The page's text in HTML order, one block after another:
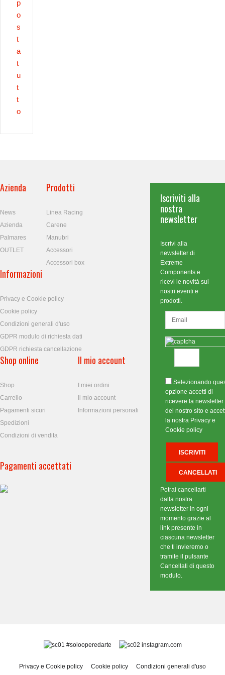
p
o
s
t
a
t
u
t
t
o
Azienda
News
Azienda
Palmares
OUTLET
Prodotti
Linea Racing
Carene
Manubri
Accessori
Accessori box
Informazioni
Privacy e Cookie policy
Cookie policy
Condizioni generali d'uso
GDPR modulo di richiesta dati
GDPR richiesta cancellazione
Shop online
Shop
Carrello
Pagamenti sicuri
Spedizioni
Condizioni di vendita
Il mio account
I miei ordini
Il mio account
Informazioni personali
Pagamenti accettati
Iscriviti alla
nostra
newsletter
Iscrivi alla
newsletter di
Extreme
Components e
ricevi le novità sui
nostri eventi e
prodotti.
Selezionando
opzione accetti di
ricevere la newsletter
del nostro sito e
la nostra Privacy e
Cookie policy
Potrai cancellarti
dalla nostra
newsletter in ogni
momento grazie al
link presente in
ciascuna newsletter
che ti invieremo o
tramite il pulsante
Cancellati di questo
modulo.
#solooperedarte instagram.com
Privacy e Cookie policy Cookie policy Condizioni generali d'uso